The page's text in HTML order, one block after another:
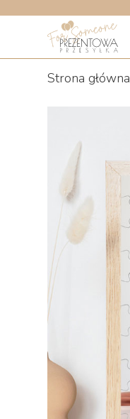
Strona główna